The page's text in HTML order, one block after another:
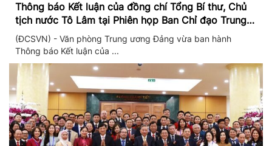
Thông báo Kết luận của đồng chí Tổng Bí thư, Chủ
tịch nước Tô Lâm tại Phiên họp Ban Chỉ đạo Trung
ương thực hiện Nghị quyết 57
(ĐCSVN) - Văn phòng Trung ương Đảng vừa ban hành
Thông báo Kết luận của ...